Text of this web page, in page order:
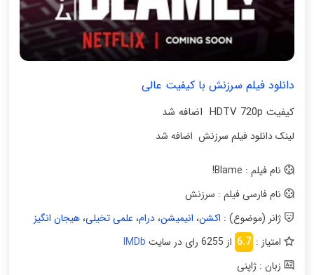
دانلود فیلم سرزنش با کیفیت عالی
کیفیت HDTV 720p اضافه شد
لینک دانلود فیلم سرزنش اضافه شد
نام فیلم : Blame!
نام فارسی فیلم : سرزنش
ژانر (موضوع) : اکشن، انیمیشن،درام، علمی تخیلی،هیجان انگیز
امتیاز : 6.7 از 6255 رای در سایت
IMDb
زبان : ژاپنی